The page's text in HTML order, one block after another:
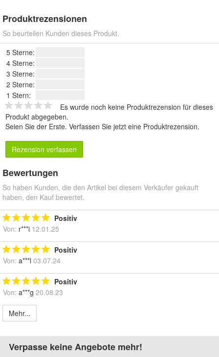
Produktrezensionen
So beurteilen Kunden dieses Produkt.
5 Sterne:
4 Sterne:
3 Sterne:
2 Sterne:
1 Stern:
Es wurde noch keine Produktrezension für dieses
Produkt abgegeben.
Seien Sie der Erste. Verfassen Sie jetzt eine Produktrezension.
Rezension verfassen
Bewertungen
So haben Kunden, die den Artikel bei diesem Verkäufer gekauft
haben, den Kauf bewertet.
Positiv
Von: r***i 12.01.25
Positiv
Von: a***l 03.07.24
Positiv
Von: a***g 20.08.23
Mehr...
Verpasse keine Angebote mehr!